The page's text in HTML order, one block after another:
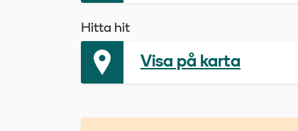
Hitta hit
Visa på karta